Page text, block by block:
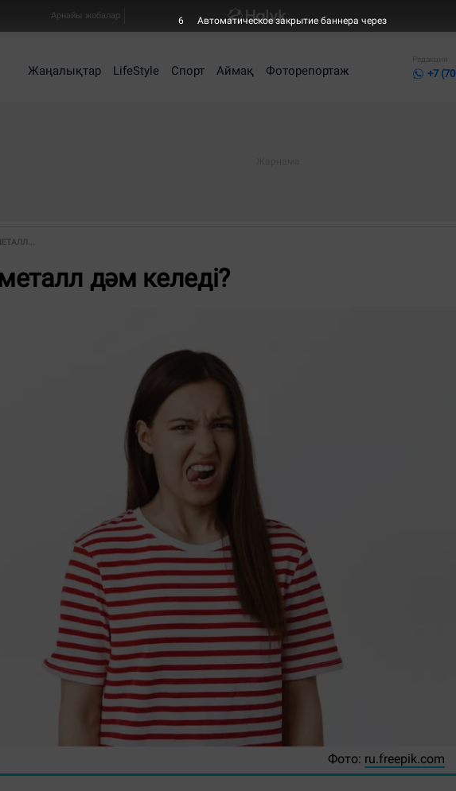
Арнайы жобалар
Жаңалықтар LifeStyle Спорт Аймақ Фоторепортаж
Редакция
+7
дәм келеді?
Фото: ru.freepik.com
6 Автоматическое закрытие баннера через